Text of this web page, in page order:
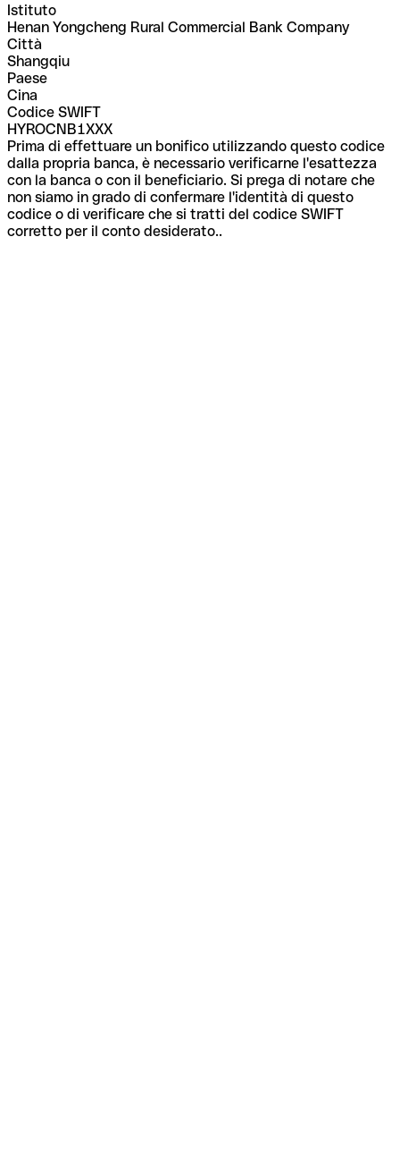
Istituto
Henan Yongcheng Rural Commercial Bank Company
Città
Shangqiu
Paese
Cina
Codice SWIFT
HYROCNB1XXX
Prima di effettuare un bonifico utilizzando questo codice
dalla propria banca, è necessario verificarne l'esattezza
con la banca o con il beneficiario. Si prega di notare che
non siamo in grado di confermare l'identità di questo
codice o di verificare che si tratti del codice SWIFT
corretto per il conto desiderato..